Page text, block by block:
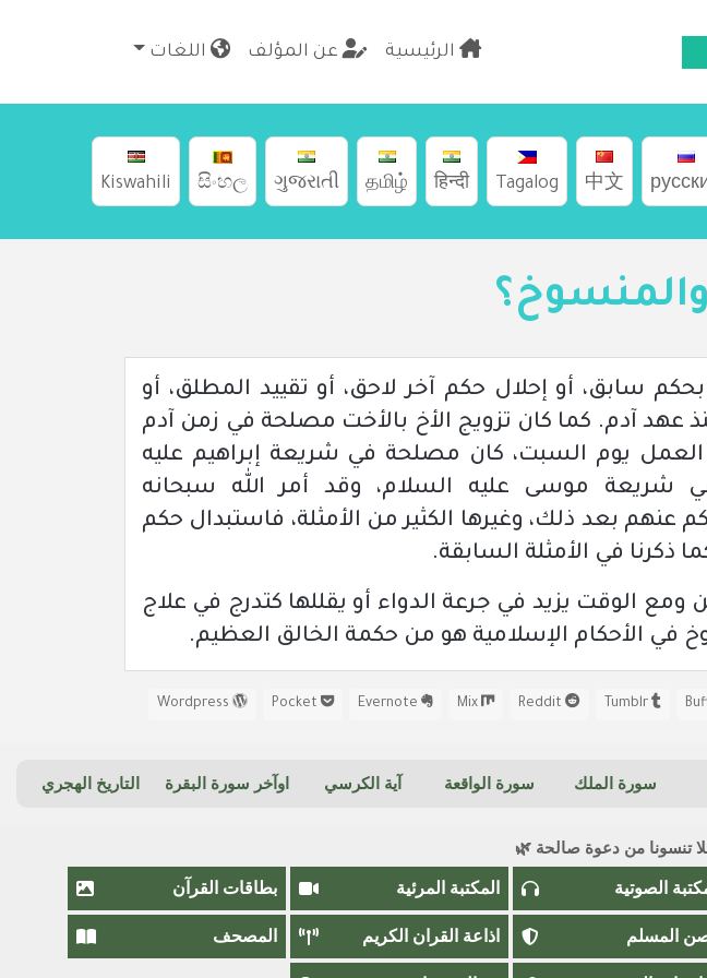
الرئيسية عن المؤلف اللغات
中文
Tagalog
हिन्दी
தமிழ்
ગુજરાતી
සිංහල
Kiswahili
سابق، أو إحلال حكم آخر لاحق، أو تقييد المطلق، أو
عهد آدم. كما كان تزويج الأخ بالأخت مصلحة في زمن آدم
يوم السبت، كان مصلحة في شريعة إبراهيم عليه
موسى عليه السلام، وقد أمر الله سبحانه
بعد ذلك، وغيرها الكثير من الأمثلة، فاستبدال حكم
في الأمثلة السابقة.
الوقت يزيد في جرعة الدواء أو يقللها كتدرج في علاج
في الأحكام الإسلامية هو من حكمة الخالق العظيم.
Tumblr
Mix
سورة الملك سورة الواقعة آية الكرسي اوآخر سورة البقرة التاريخ الهجري
تنسونا من دعوة صالحة 🌿
الصوتية المكتبة المرئية بطاقات القرآن
المسلم اذاعة القران الكريم المصحف